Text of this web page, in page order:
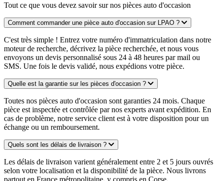
Tout ce que vous devez savoir sur nos pièces auto d'occasion
Comment commander une pièce auto d'occasion sur LPAO ?
C'est très simple ! Entrez votre numéro d'immatriculation dans notre
moteur de recherche, décrivez la pièce recherchée, et nous vous
envoyons un devis personnalisé sous 24 à 48 heures par mail ou
SMS. Une fois le devis validé, nous expédions votre pièce.
Quelle est la garantie sur les pièces d'occasion ?
Toutes nos pièces auto d'occasion sont garanties 24 mois. Chaque
pièce est inspectée et contrôlée par nos experts avant expédition. En
cas de problème, notre service client est à votre disposition pour un
échange ou un remboursement.
Quels sont les délais de livraison ?
Les délais de livraison varient généralement entre 2 et 5 jours ouvrés
selon votre localisation et la disponibilité de la pièce. Nous livrons